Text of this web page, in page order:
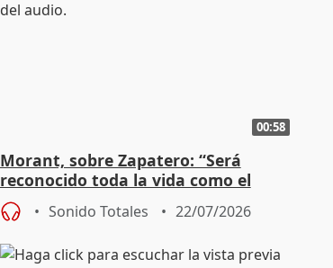
00:58
Morant, sobre Zapatero: “Será
reconocido toda la vida como el
presidente de los derechos”
Sonido Totales 22/07/2026